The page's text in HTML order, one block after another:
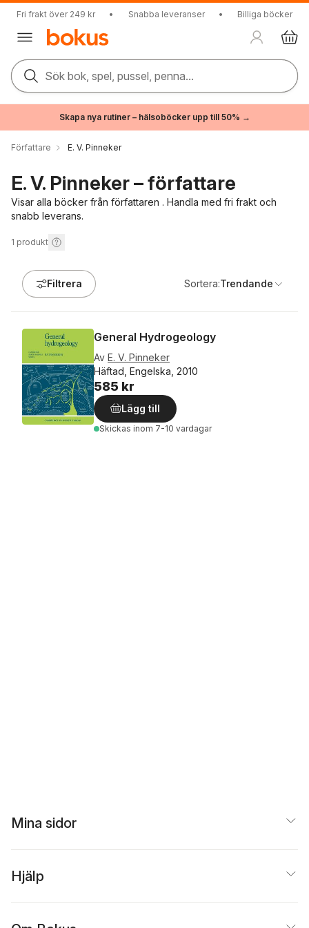
Fri frakt över 249 kr • Snabba leveranser • Billiga böcker
Sök bok, spel, pussel, penna...
Skapa nya rutiner – hälsoböcker upp till 50% →
Författare E. V. Pinneker
E. V. Pinneker – författare
Visar alla böcker från författaren . Handla med fri frakt och
snabb leverans.
1 produkt
Filtrera Sortera:Trendande
General Hydrogeology
Av E. V. Pinneker
Häftad, Engelska, 2010
585 kr
Lägg till
Skickas inom 7-10 vardagar
Mina sidor
Hjälp